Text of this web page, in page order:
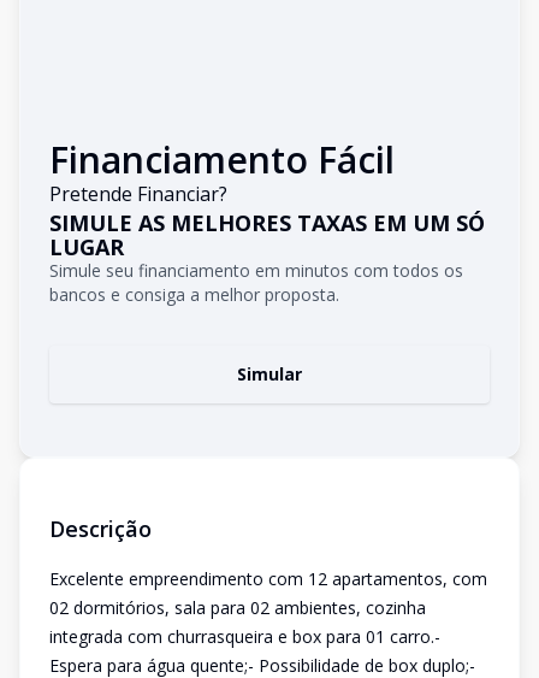
Financiamento Fácil
Pretende Financiar?
SIMULE AS MELHORES TAXAS EM UM SÓ
LUGAR
Simule seu financiamento em minutos com todos os
bancos e consiga a melhor proposta.
Simular
Descrição
Excelente empreendimento com 12 apartamentos, com
02 dormitórios, sala para 02 ambientes, cozinha
integrada com churrasqueira e box para 01 carro.-
Espera para água quente;- Possibilidade de box duplo;-